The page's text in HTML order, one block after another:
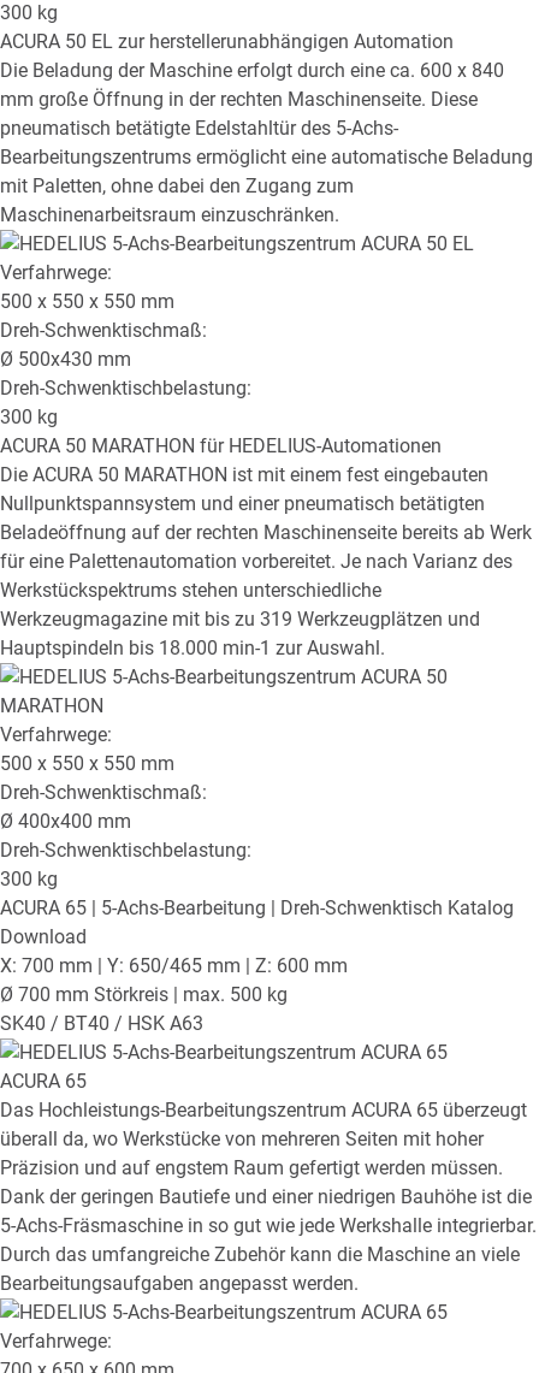
300 kg
ACURA 50 EL zur herstellerunabhängigen Automation
Die Beladung der Maschine erfolgt durch eine ca. 600 x 840
mm große Öffnung in der rechten Maschinenseite. Diese
pneumatisch betätigte Edelstahltür des 5-Achs-
Bearbeitungszentrums ermöglicht eine automatische Beladung
mit Paletten, ohne dabei den Zugang zum
Maschinenarbeitsraum einzuschränken.
Verfahrwege:
500 x 550 x 550 mm
Dreh-Schwenktischmaß:
Ø 500x430 mm
Dreh-Schwenktischbelastung:
300 kg
ACURA 50 MARATHON für HEDELIUS-Automationen
Die ACURA 50 MARATHON ist mit einem fest eingebauten
Nullpunktspannsystem und einer pneumatisch betätigten
Beladeöffnung auf der rechten Maschinenseite bereits ab Werk
für eine Palettenautomation vorbereitet. Je nach Varianz des
Werkstückspektrums stehen unterschiedliche
Werkzeugmagazine mit bis zu 319 Werkzeugplätzen und
Hauptspindeln bis 18.000 min-1 zur Auswahl.
Verfahrwege:
500 x 550 x 550 mm
Dreh-Schwenktischmaß:
Ø 400x400 mm
Dreh-Schwenktischbelastung:
300 kg
ACURA 65
| 5-Achs-Bearbeitung | Dreh-Schwenktisch Katalog
Download
X: 700 mm | Y: 650/465 mm | Z: 600 mm
Ø 700 mm Störkreis | max. 500 kg
SK40 / BT40 / HSK A63
ACURA 65
Das Hochleistungs-Bearbeitungszentrum ACURA 65 überzeugt
überall da, wo Werkstücke von mehreren Seiten mit hoher
Präzision und auf engstem Raum gefertigt werden müssen.
Dank der geringen Bautiefe und einer niedrigen Bauhöhe ist die
5-Achs-Fräsmaschine in so gut wie jede Werkshalle integrierbar.
Durch das umfangreiche Zubehör kann die Maschine an viele
Bearbeitungsaufgaben angepasst werden.
Verfahrwege: